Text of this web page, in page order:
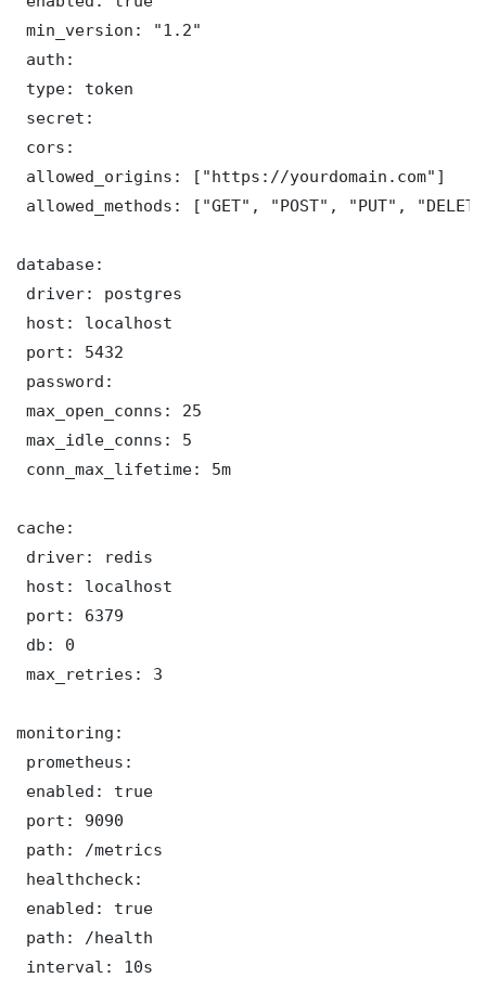
min_version: "1.2"
auth:
type: token
secret:
cors:
allowed_origins: ["https://yourdomain.com"]
allowed_methods: ["GET", "POST", "PUT",
database:
driver: postgres
host: localhost
port: 5432
password:
max_open_conns: 25
max_idle_conns: 5
conn_max_lifetime: 5m
cache:
driver: redis
host: localhost
port: 6379
db: 0
max_retries: 3
monitoring:
prometheus:
enabled: true
port: 9090
path: /metrics
healthcheck:
enabled: true
path: /health
interval: 10s